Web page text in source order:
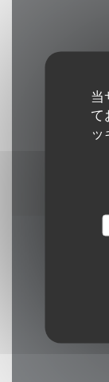
当
て
ッ